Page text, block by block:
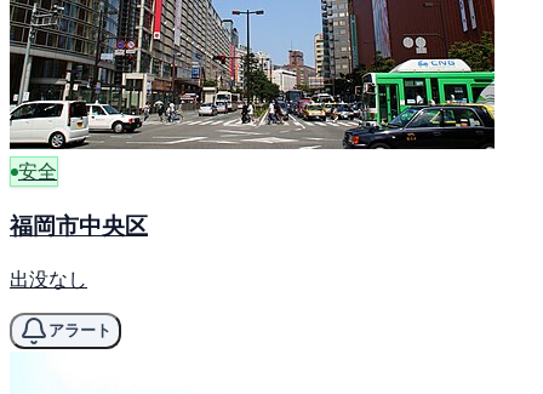
安全
福岡市中央区
出没なし
アラート